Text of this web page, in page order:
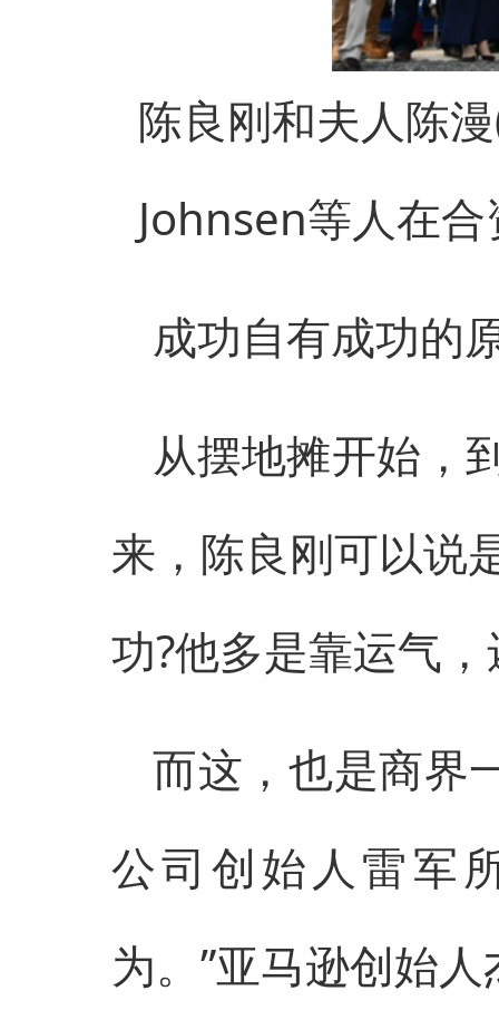
陈良刚和夫人陈
Johnsen等人在
成功自有成功的
从摆地摊开始，
来，陈良刚可以说
功?他多是靠运气
而这，也是商界
公司创始人雷军
为。”亚马逊创始